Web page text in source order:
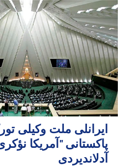
ایرانلی ملت وکیلی
پاکستانی "آمریکا
آدلاندیردی